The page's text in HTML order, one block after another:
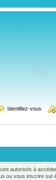
Identifiez-vous
autorisés à
ou vous inscriresur